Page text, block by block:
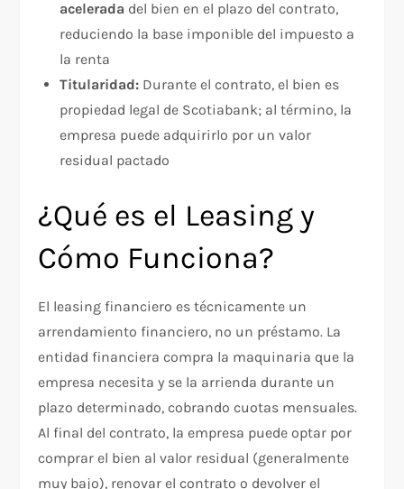
acelerada del bien en el plazo del contrato,
reduciendo la base imponible del impuesto a
la renta
Titularidad: Durante el contrato, el bien es
propiedad legal de Scotiabank; al término, la
empresa puede adquirirlo por un valor
residual pactado
¿Qué es el Leasing y
Cómo Funciona?
El leasing financiero es técnicamente un
arrendamiento financiero, no un préstamo. La
entidad financiera compra la maquinaria que la
empresa necesita y se la arrienda durante un
plazo determinado, cobrando cuotas mensuales.
Al final del contrato, la empresa puede optar por
comprar el bien al valor residual (generalmente
muy bajo), renovar el contrato o devolver el